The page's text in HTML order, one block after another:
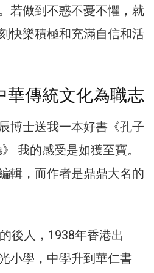
若做到不惑不憂不懼，就
快樂積極和充滿自信和活
華傳統文化為職志
博士送我一本好書《孔子
我的感受是如獲至寶。
輯，而作者是鼎鼎大名的
後人，1938年香港出
小學，中學升到華仁書